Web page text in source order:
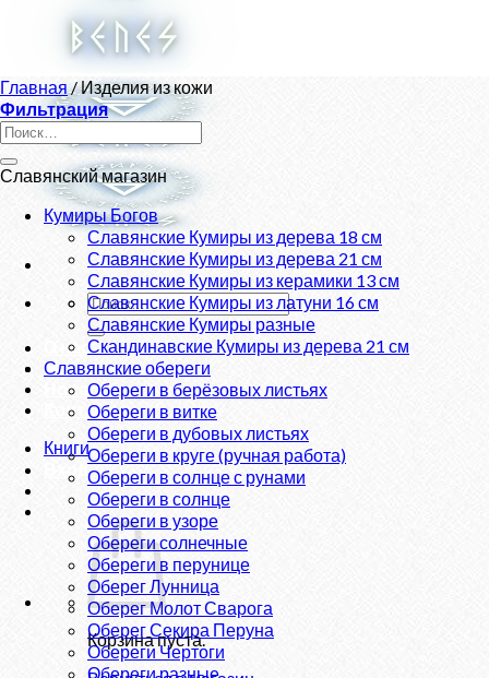
Искать:
О нас
Магазин
Новости
Контакты
Книги
Вход
Корзина пуста.
Главная/Изделия из кожи
Фильтрация
Искать:
Славянский магазин
Кумиры Богов
Славянские Кумиры из дерева 18 см
Славянские Кумиры из дерева 21 см
Славянские Кумиры из керамики 13 см
Славянские Кумиры из латуни 16 см
Славянские Кумиры разные
Скандинавские Кумиры из дерева 21 см
Славянские обереги
Обереги в берёзовых листьях
Обереги в витке
Обереги в дубовых листьях
Обереги в круге (ручная работа)
Обереги в солнце с рунами
Обереги в солнце
Обереги в узоре
Обереги солнечные
Обереги в перунице
Оберег Лунница
Оберег Молот Сварога
Оберег Секира Перуна
Обереги Чертоги
Обереги разные